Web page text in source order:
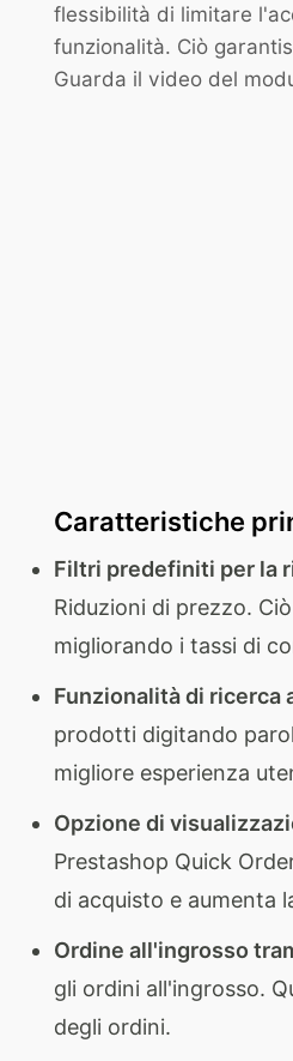
flessibilità di limitare
funzionalità. Ciò
Guarda il video del
Caratteristiche
Filtri predefiniti per la
Riduzioni di prezzo.
migliorando i tassi di
Funzionalità di ricerca
prodotti digitando
migliore esperienza
Opzione di
Prestashop Quick
di acquisto e aumenta
Ordine all'ingrosso
gli ordini all'ingrosso.
degli ordini.